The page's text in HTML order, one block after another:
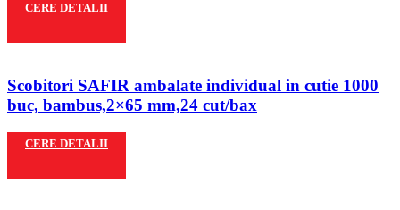
CERE DETALII
Scobitori SAFIR ambalate individual in cutie 1000
buc, bambus,2×65 mm,24 cut/bax
CERE DETALII